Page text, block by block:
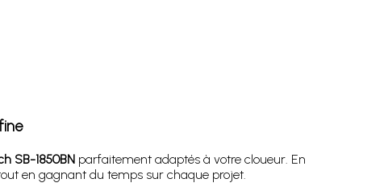
SB-1850BNparfaitement adaptés à votre cloueur. En
en gagnant du temps sur chaque projet.